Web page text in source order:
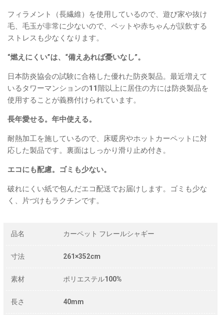
フィラメント（長繊維）を使用しているので、遊び家や抜け
毛、毛玉が非常に少ないので、ペットや赤ちゃんが誤飲する
ストレスも少なくなります。
“燃えにくい”は、“備えあれば憂いなし”。
日本防炎協会の試験に合格した優れた防炎製品。最近増えて
いるタワーマンションの11階以上に居住の方には防炎製品を
使用することが義務付けられています。
長年愛せる。年中使える。
耐熱加工を施しているので、床暖房やホットカーペットに対
応した製品です。裏面はしっかり滑り止め付き。
エコにも配慮。ゴミも少ない。
破れにくい紙で包んだエコ配送でお届けします。ゴミも少な
く、片づけもラクチンです。
品名 カーペット フレールシャギー
寸法 261×352cm
素材 ポリエステル100%
長さ 40mm